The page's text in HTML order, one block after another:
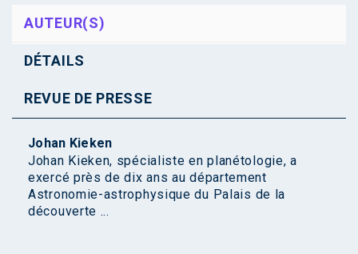
AUTEUR(S)
DÉTAILS
REVUE DE PRESSE
Johan Kieken
Johan Kieken, spécialiste en planétologie, a
exercé près de dix ans au département
Astronomie-astrophysique du Palais de la
découverte ...